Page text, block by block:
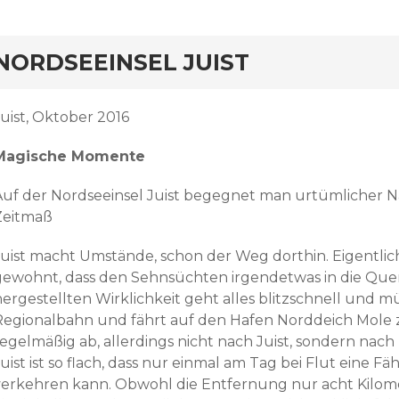
JUIST
Oktober 2016
Momente
der Nordseeinsel Juist begegnet man urtümlicher
macht Umstände, schon der Weg dorthin.
dass den Sehnsüchten irgendetwas in die
Wirklichkeit geht alles blitzschnell und
und fährt auf den Hafen Norddeich Mole
ab, allerdings nicht nach Juist, sondern
ist so flach, dass nur einmal am Tag bei Flut eine
kann. Obwohl die Entfernung nur acht